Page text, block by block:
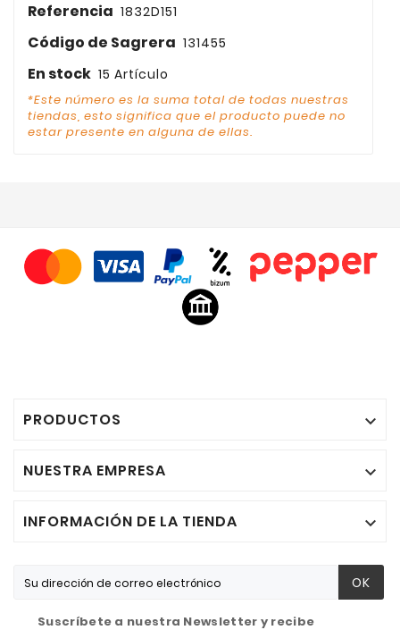
Referencia 1832D151
Código de Sagrera 131455
En stock 15 Artículo
*Este número es la suma total de todas nuestras
tiendas, esto significa que el producto puede no
estar presente en alguna de ellas.
PRODUCTOS 
NUESTRA EMPRESA 
INFORMACIÓN DE LA TIENDA 
OK
Suscríbete a nuestra Newsletter y recibe